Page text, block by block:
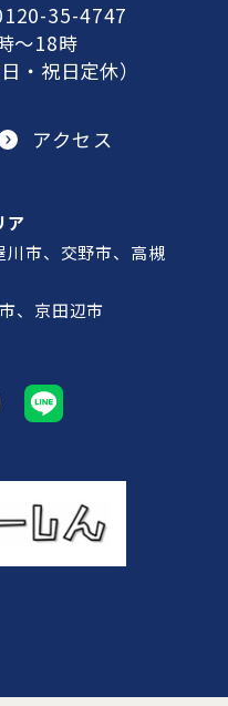
35-4747
～18時
・祝日定休）
アクセス
ア
市、交野市、高槻
、京田辺市